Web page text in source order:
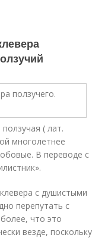
( лат.
многолетнее
В переводе с
с душистыми
перепутать с
что это
везде, поскольку